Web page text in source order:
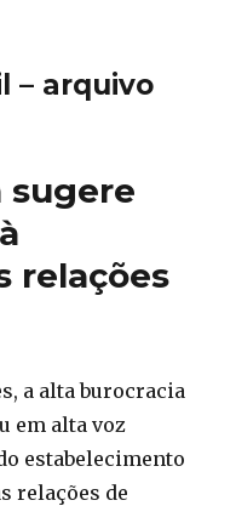
– arquivo
sugere
relações
a alta burocracia
em alta voz
estabelecimento
relações de